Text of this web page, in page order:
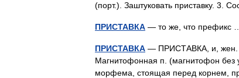
(порт.). Заштуковать приставку. 3.
ПРИСТАВКА — то же, что префикс
ПРИСТАВКА — ПРИСТАВКА, и, жен.
Магнитофонная п. (магнитофон без
морфема, стоящая перед корнем,